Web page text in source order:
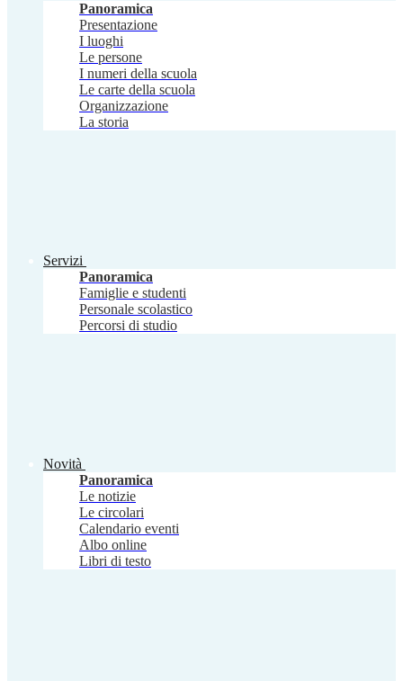
Panoramica
Presentazione
I luoghi
Le persone
I numeri della scuola
Le carte della scuola
Organizzazione
La storia
Servizi
Panoramica
Famiglie e studenti
Personale scolastico
Percorsi di studio
Novità
Panoramica
Le notizie
Le circolari
Calendario eventi
Albo online
Libri di testo